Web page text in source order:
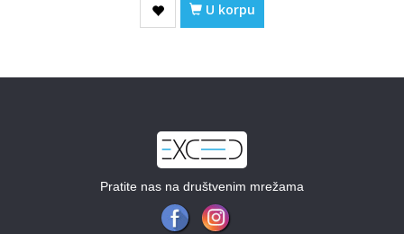
U korpu
Pratite nas na društvenim mrežama